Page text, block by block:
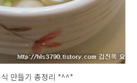
만들기 총정리 *^^*